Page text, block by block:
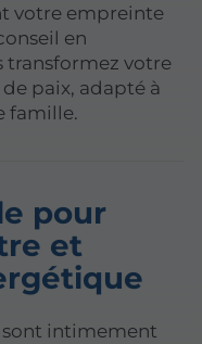
votre empreinte
en
transformez votre
paix, adapté à
famille.
pour
et
intimement